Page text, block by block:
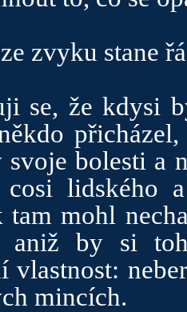
zvyku stane
se, že kdysi
svoje bolesti a
lidského a
tam mohl
aniž by si
vlastnost:
mincích.